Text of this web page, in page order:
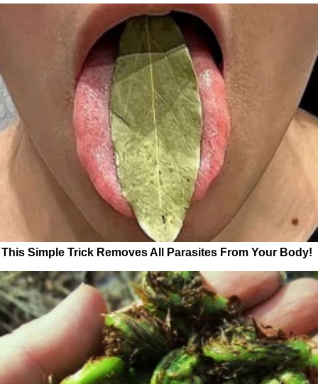
This Simple Trick Removes All Parasites From Your Body!